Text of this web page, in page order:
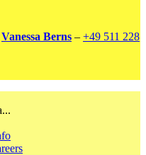
Vanessa Berns – +49 511 228